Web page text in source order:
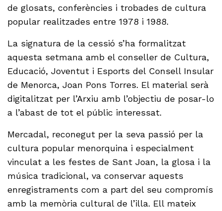
de glosats, conferències i trobades de cultura
popular realitzades entre 1978 i 1988.
La signatura de la cessió s’ha formalitzat
aquesta setmana amb el conseller de Cultura,
Educació, Joventut i Esports del Consell Insular
de Menorca, Joan Pons Torres. El material serà
digitalitzat per l’Arxiu amb l’objectiu de posar-lo
a l’abast de tot el públic interessat.
Mercadal, reconegut per la seva passió per la
cultura popular menorquina i especialment
vinculat a les festes de Sant Joan, la glosa i la
música tradicional, va conservar aquests
enregistraments com a part del seu compromís
amb la memòria cultural de l’illa. Ell mateix